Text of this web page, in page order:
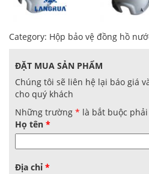
Category: Hộp bảo vệ đồng hồ
ĐẶT MUA SẢN PHẨM
Chúng tôi sẽ liên hệ lại báo giá
cho quý khách
Những trường * là bắt buộc
Họ tên *
Địa chỉ *